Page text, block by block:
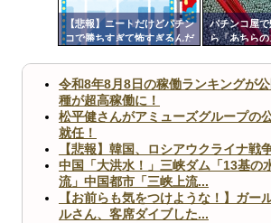
【悲報】ニートだけどパチン
コで勝ちすぎて怖すぎるんだ
パチンコ屋
ら「あちら
ん
更新
ツー
令和8年8月8日の稼働ランキングが
種が超高稼働に！
松平健さんがアミューズグループの
就任！
【悲報】韓国、ロシアウクライナ戦
中国「大洪水！」三峡ダム「13基の
流」中国都市「三峡上流...
【お前らも気をつけような！】ガー
ルさん、客席ダイブした...